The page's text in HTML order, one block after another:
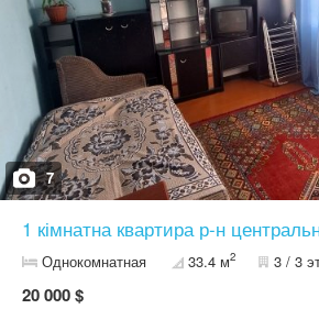
7
1 кімнатна квартира р-н
Однокомнатная 33.4 м2 3 / 3
20 000 $